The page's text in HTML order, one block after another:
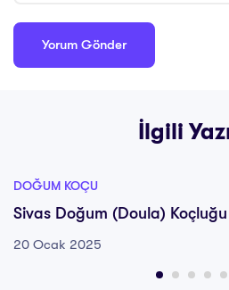
İlgili
DOĞUM KOÇU
Sivas Doğum (Doula)
20 Ocak 2025